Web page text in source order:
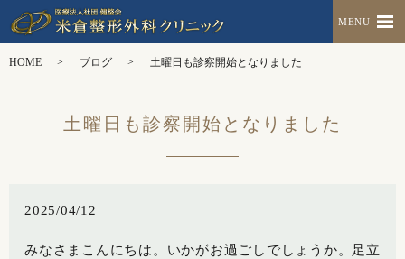
MENU
HOME ブログ 土曜日も診察開始となりました
土曜日も診察開始となりました
2025/04/12
みなさまこんにちは。いかがお過ごしでしょうか。
足立